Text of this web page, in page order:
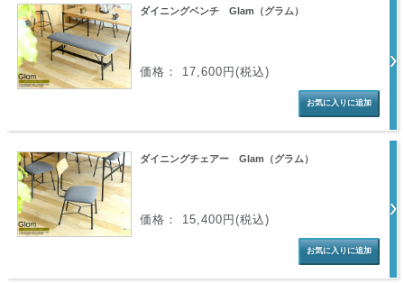
ダイニングベンチ Glam（グラム）
価格： 17,600円(税込)
ダイニングチェアー Glam（グラム）
価格： 15,400円(税込)